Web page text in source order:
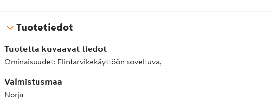
Tuotetiedot
Tuotetta kuvaavat tiedot
Ominaisuudet: Elintarvikekäyttöön soveltuva,
Valmistusmaa
Norja